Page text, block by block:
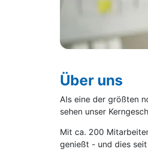
Über uns
Als eine der größten
sehen unser
Mit ca. 200
genießt - und dies